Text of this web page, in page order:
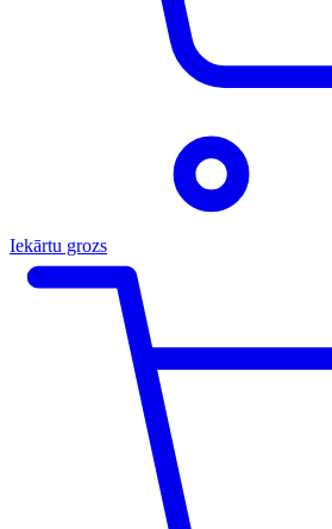
Iekārtu grozs